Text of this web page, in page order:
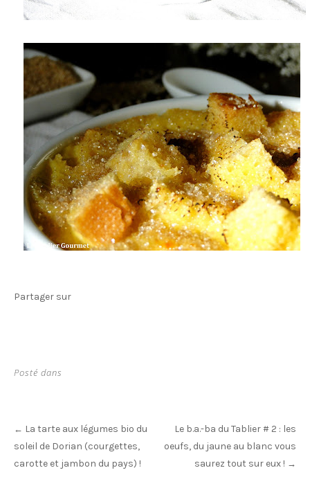
Partager sur
Posté dans
Post
navigation
← La tarte aux légumes bio du
soleil de Dorian (courgettes,
carotte et jambon du pays) !
Le b.a.-ba du Tablier # 2 : les
oeufs, du jaune au blanc vous
saurez tout sur eux ! →